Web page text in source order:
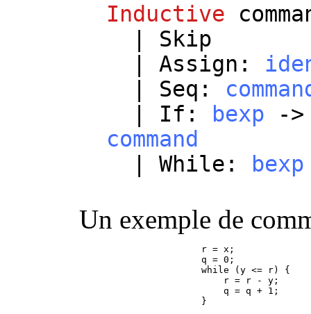
Inductive
Skip
Assign :
Seq :
If : bexp -
command
While : bexp
Un exemple de
                      r = x;
                      q = 0;
                      while (y <= r) {
                          r = r - y;
                          q = q + 1;
                      }